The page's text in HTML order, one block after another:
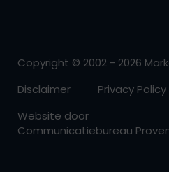
Copyright © 2002 - 2026
Disclaimer
Privacy Policy
Website door
Communicatiebureau